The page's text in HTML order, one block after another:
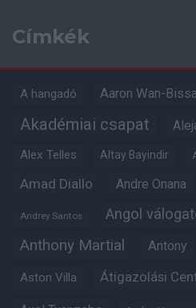
Címkék
A hangadó Aaron Wan-
Akadémiai csapat
Alex Telles Altay Bayindir
Amad Diallo Andre Onana
Andrey Santos Angol
Anthony Martial Antony
Aston Villa Átigazolási